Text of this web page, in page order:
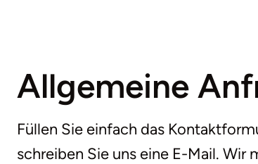
Allgemeine
Füllen Sie einfach das
schreiben Sie uns eine E-Mail. Wir